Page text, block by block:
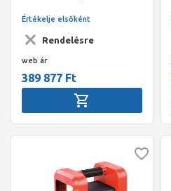
l/min
Rendelésre
Értékelje elsőként
web ár
389 877 Ft